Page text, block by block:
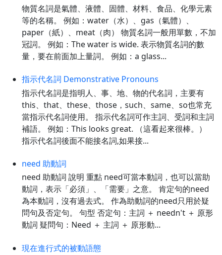
物質名詞是氣體、液體、固體、材料、食品、化學元素
等的名稱。 例如：water（水）、gas（氣體）、
paper（紙）、meat（肉） 物質名詞一般用單數，不加
冠詞。 例如：The water is wide. 表示物質名詞的數
量，要在前面加上量詞。 例如：a glass...
指示代名詞 Demonstrative Pronouns
指示代名詞是指明人、事、地、物的代名詞，主要有
this、that、these、those，such、same、so也常充
當指示代名詞使用。 指示代名詞可作主詞、受詞和主詞
補語。 例如：This looks great. （這看起來很棒。）
指示代名詞後面不能接名詞,如果接...
need 助動詞
need 助動詞 說明 重點 need可當本動詞，也可以當助
動詞，表示「必須」、「需要」之意。 肯定句的need
為本動詞，沒有過去式。 作為助動詞的need只用於疑
問句及否定句。 句型 否定句：主詞 ＋ needn't ＋ 原形
動詞 疑問句：Need ＋ 主詞 ＋ 原形動...
現在進行式的被動語態